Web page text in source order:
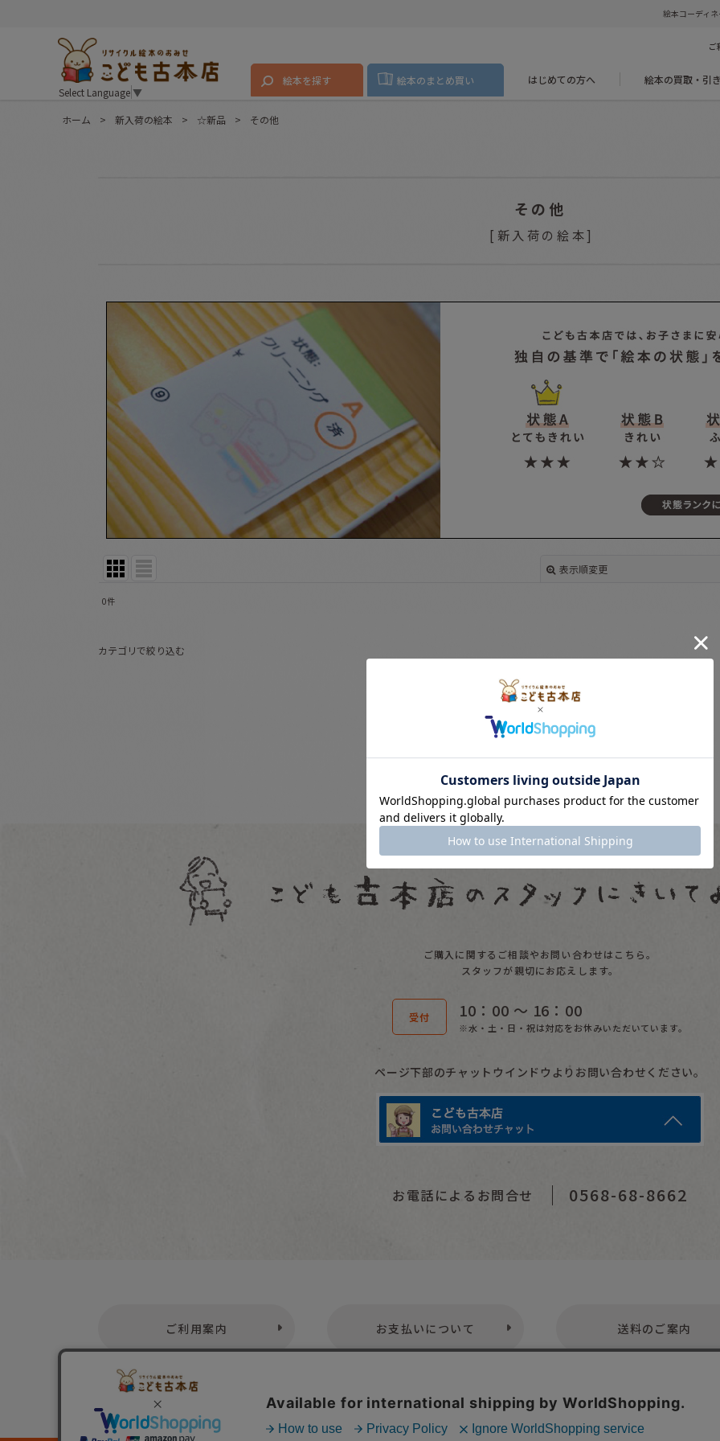
絵本コーディ
Select Language▼
ご
絵本を探す 絵本のまとめ買い はじめての方へ 絵本の買取・引
ホーム > 新入荷の絵本 > ☆新品 > その他
その他
[ 新入荷の絵本]
表示順変更
並び順
絞り込む
0件
カテゴリで絞り込む
ご購入に関するご相談やお問い合わせはこちら。
スタッフが親切にお応えします。
受付 10：00 〜 16：00
※水・土・日・祝は対応をお休みいただいています。
ページ下部のチャットウインドウよりお問い合わせください。
お電話によるお問合せ 0568-68-8662
ご利用案内 お支払いについて 送料のご案内
プライバシーポリシー 特定商取引法表示 お問い合わせ